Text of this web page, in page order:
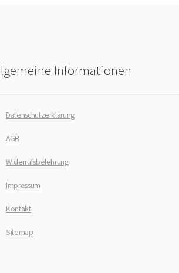
Informationen
Datenschutzerklärung
AGB
Widerrufsbelehrung
Impressum
Kontakt
Sitemap